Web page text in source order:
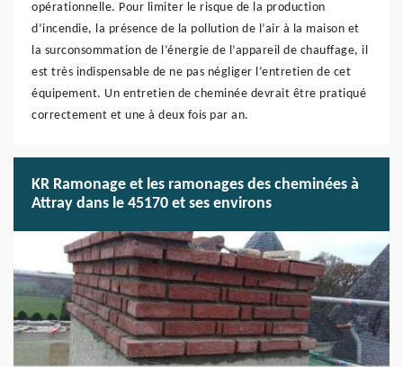
opérationnelle. Pour limiter le risque de la production
d’incendie, la présence de la pollution de l’air à la maison et
la surconsommation de l’énergie de l’appareil de chauffage, il
est très indispensable de ne pas négliger l’entretien de cet
équipement. Un entretien de cheminée devrait être pratiqué
correctement et une à deux fois par an.
KR Ramonage et les ramonages des cheminées à
Attray dans le 45170 et ses environs